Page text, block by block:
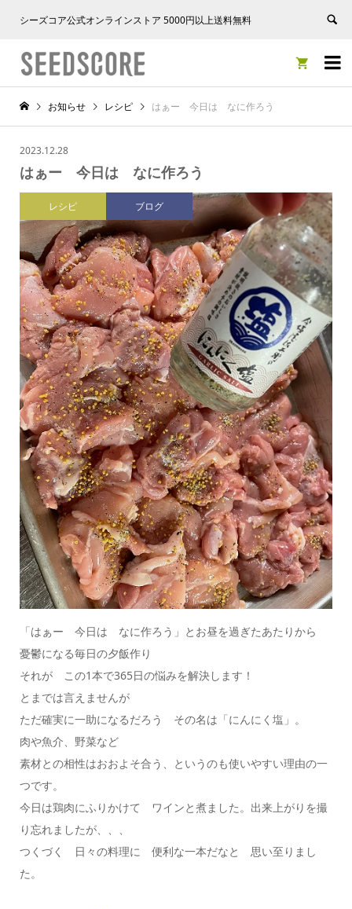
シーズコア公式オンラインストア 5000円以上送料無料


お知らせ レシピ はぁー 今日は なに作ろう
2023.12.28
はぁー 今日は なに作ろう
レシピ ブログ
「はぁー 今日は なに作ろう」とお昼を過ぎたあたりから
憂鬱になる毎日の夕飯作り
それが この1本で365日の悩みを解決します！
とまでは言えませんが
ただ確実に一助になるだろう その名は「にんにく塩」。
肉や魚介、野菜など
素材との相性はおおよそ合う、というのも使いやすい理由の一
つです。
今日は鶏肉にふりかけて ワインと煮ました。出来上がりを撮
り忘れましたが、、、
つくづく 日々の料理に 便利な一本だなと 思い至りまし
た。